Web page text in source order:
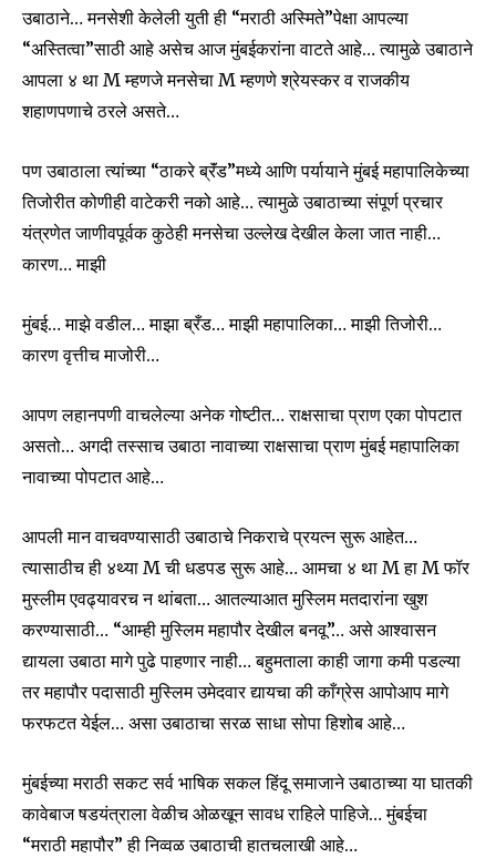
Join our community of
SUBSCRIBERS and be part of the
conversation.
To subscribe, simply enter your email address on our website
or click the subscribe button below. Don't worry, we respect
your privacy and won't spam your inbox. Your information is
उबाठाने… मनसेशी केलेली युती ही “मराठी अस्मिते”पेक्षा आपल्या
“अस्तित्वा”साठी आहे असेच आज मुंबईकरांना वाटते आहे… त्यामुळे उबाठाने
आपला ४ था M म्हणजे मनसेचा M म्हणणे श्रेयस्कर व राजकीय
शहाणपणाचे ठरले असते…
पण उबाठाला त्यांच्या “ठाकरे ब्रॅंड”मध्ये आणि पर्यायाने मुंबई महापालिकेच्या
तिजोरीत कोणीही वाटेकरी नको आहे… त्यामुळे उबाठाच्या संपूर्ण प्रचार
यंत्रणेत जाणीवपूर्वक कुठेही मनसेचा उल्लेख देखील केला जात नाही…
कारण… माझी
मुंबई… माझे वडील… माझा ब्रँड… माझी महापालिका… माझी तिजोरी…
कारण वृत्तीच माजोरी…
आपण लहानपणी वाचलेल्या अनेक गोष्टीत… राक्षसाचा प्राण एका पोपटात
असतो… अगदी तस्साच उबाठा नावाच्या राक्षसाचा प्राण मुंबई महापालिका
नावाच्या पोपटात आहे…
आपली मान वाचवण्यासाठी उबाठाचे निकराचे प्रयत्न सुरू आहेत…
त्यासाठीच ही ४थ्या M ची धडपड सुरू आहे… आमचा ४ था M हा M फॉर
मुस्लीम एवढ्यावरच न थांबता… आतल्याआत मुस्लिम मतदारांना खुश
करण्यासाठी… “आम्ही मुस्लिम महापौर देखील बनवू”… असे आश्वासन
द्यायला उबाठा मागे पुढे पाहणार नाही… बहुमताला काही जागा कमी पडल्या
तर महापौर पदासाठी मुस्लिम उमेदवार द्यायचा की काँग्रेस आपोआप मागे
फरफटत येईल… असा उबाठाचा सरळ साधा सोपा हिशोब आहे…
मुंबईच्या मराठी सकट सर्व भाषिक सकल हिंदू समाजाने उबाठाच्या या घातकी
कावेबाज षडयंत्राला वेळीच ओळखून सावध राहिले पाहिजे… मुंबईचा
“मराठी महापौर” ही निव्वळ उबाठाची हातचलाखी आहे…